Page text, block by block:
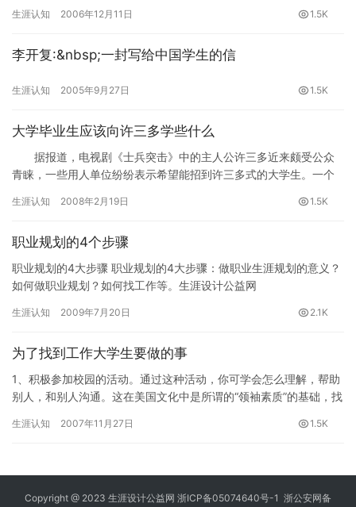
何正确…
生涯认知 2006年12月11日 1.5K
李开复:&nbsp;一封写给中国学生的信
生涯认知 2005年9月27日 1.5K
大学毕业生应该向许三多学些什么
据报道，电视剧《士兵突击》中的主人公许三多近来颇受公众
青睐，一些用人单位纷纷表示希望能招到许三多式的大学生。一个
普遍欠…
生涯认知 2008年2月19日 1.5K
职业规划的4个步骤
职业规划的4大步骤 职业规划的4大步骤：做职业生涯规划的意义？
如何做职业规划？如何找工作等。生涯设计公益网
业…
生涯认知 2009年7月20日 2.1K
为了找到工作大学生要做的事
1、积极参加校园的活动。通过这种活动，你可学会怎么理解，帮助
别人，和别人沟通。这在美国文化中是所谓的“领袖素质”的基础，找
生涯认知 2007年11月27日 1.5K
Copyright @ 2023 生涯设计公益网 浙ICP备05074640号-1 浙公安网备